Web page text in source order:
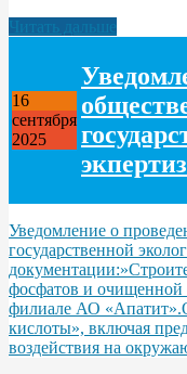
Читать дальше
16
сентября
2025
Уведомление о
государственной
фосфатов и
филиале АО
кислоты», включая
воздействия на